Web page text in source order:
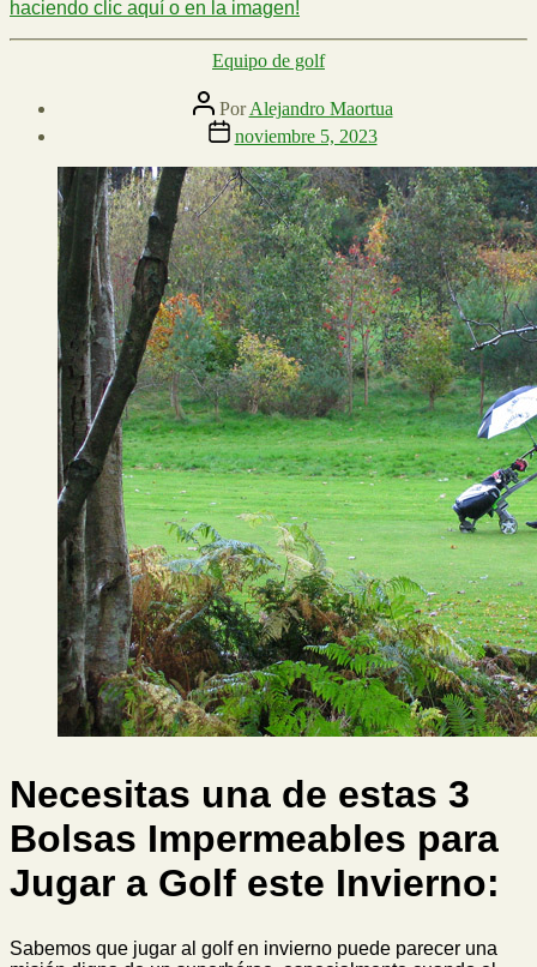
haciendo clic aquí o en la imagen!
Categorías
Equipo de golf
Autor
de
entrada
PorAlejandro Maortua
Fecha
la
entrada
noviembre 5, 2023
Necesitas una de estas 3
Bolsas Impermeables para
Jugar a Golf este Invierno:
Sabemos que jugar al golf en invierno puede parecer una